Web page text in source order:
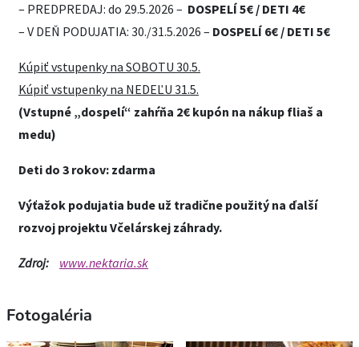
– PREDPREDAJ: do 29.5.2026 – DOSPELÍ 5€ / DETI 4€
– V DEŇ PODUJATIA: 30./31.5.2026 – DOSPELÍ 6€ / DETI 5€
Kúpiť vstupenky na SOBOTU 30.5.
Kúpiť vstupenky na NEDEĽU 31.5.
(Vstupné „dospelí“ zahŕňa 2€ kupón na nákup fliaš a
medu)
Deti do 3 rokov: zdarma
Výťažok podujatia bude už tradične použitý na ďalší
rozvoj projektu Včelárskej záhrady.
Zdroj: www.nektaria.sk
Fotogaléria